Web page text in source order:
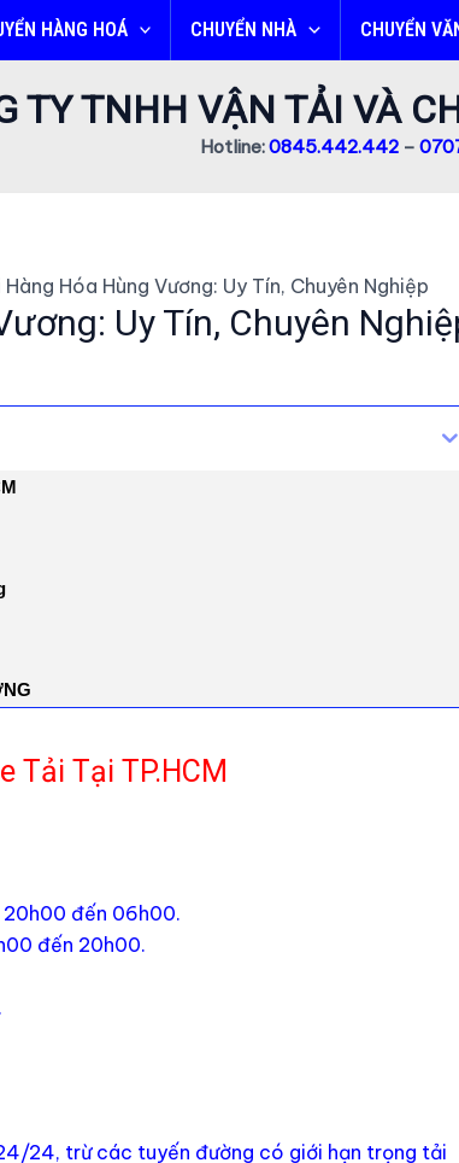
HÀNG HOÁ CHUYỂN NHÀ CHUYỂN
TY TNHH VẬN TẢI VÀ
Hotline:0845.442.442–
Hóa Hùng Vương: Uy Tín, Chuyên Nghiệp
Uy Tín, Chuyên
Tải Tại TP.HCM
đến 06h00.
đến 20h00.
24, trừ các tuyến đường có giới hạn trọng tải